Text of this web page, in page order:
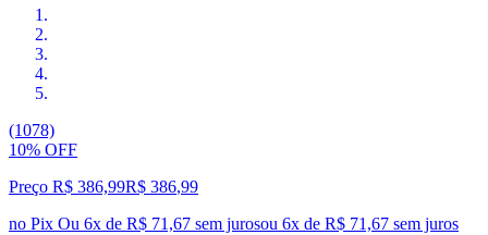
(1078)
10% OFF
Preço R$ 386,99R$ 386,99
no Pix Ou 6x de R$ 71,67 sem jurosou 6x de R$ 71,67 sem juros